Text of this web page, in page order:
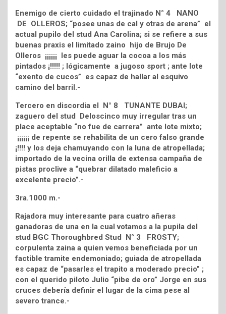
Enemigo de cierto cuidado el trajinado N° 4 NANO
DE OLLEROS; “posee unas de cal y otras de arena” el
actual pupilo del stud Ana Carolina; si se refiere a sus
buenas praxis el limitado zaino hijo de Brujo De
Olleros ¡¡¡¡¡¡ les puede aguar la cocoa a los más
pintados ¡!!!!! ; lógicamente a jugoso sport ; ante lote
“exento de cucos” es capaz de hallar al esquivo
camino del barril.-
Tercero en discordia el N° 8 TUNANTE DUBAI;
zaguero del stud Deloscinco muy irregular tras un
place aceptable “no fue de carrera” ante lote mixto;
¡¡¡¡¡¡ de repente se rehabilita de un cero falso grande
¡!!!! y los deja chamuyando con la luna de atropellada;
importado de la vecina orilla de extensa campaña de
pistas proclive a “quebrar dilatado maleficio a
excelente precio”.-
3ra.1000 m.-
Rajadora muy interesante para cuatro añeras
ganadoras de una en la cual votamos a la pupila del
stud BGC Thoroughbred Stud N° 3 FROSTY;
corpulenta zaina a quien vemos beneficiada por un
factible tramite endemoniado; guiada de atropellada
es capaz de “pasarles el trapito a moderado precio” ;
con el querido piloto Julio “pibe de oro” Jorge en sus
cruces debería definir el lugar de la cima pese al
severo trance.-